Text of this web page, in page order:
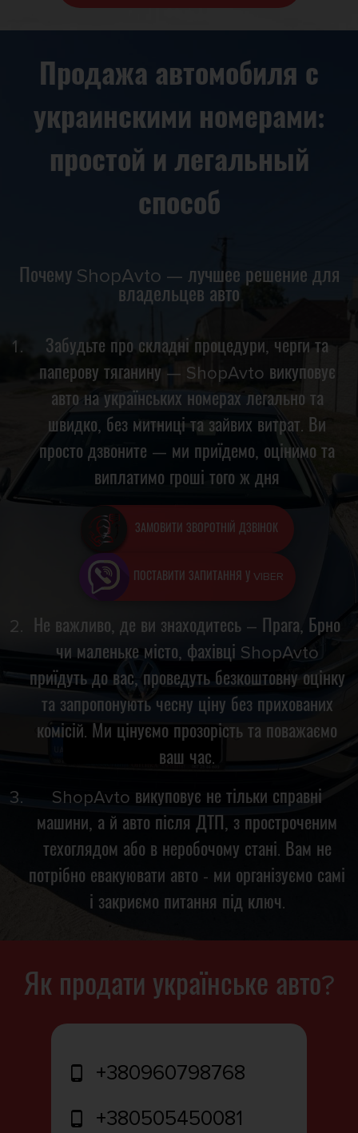
Продажа автомобиля с
украинскими номерами:
простой и легальный
способ
Почему ShopAvto — лучшее решение для
владельцев авто
Забудьте про складні процедури, черги та
паперову тяганину — ShopAvto викуповує
авто на українських номерах легально та
швидко, без митниці та зайвих витрат. Ви
просто дзвоните — ми приїдемо, оцінимо та
виплатимо гроші того ж дня
ЗАМОВИТИ ЗВОРОТНІЙ ДЗВІНОК
ПОСТАВИТИ ЗАПИТАННЯ У VIBER
Не важливо, де ви знаходитесь – Прага, Брно
чи маленьке місто, фахівці ShopAvto
приїдуть до вас, проведуть безкоштовну оцінку
та запропонують чесну ціну без прихованих
комісій. Ми цінуємо прозорість та поважаємо
ваш час.
ShopAvto викуповує не тільки справні
машини, а й авто після ДТП, з простроченим
техоглядом або в неробочому стані. Вам не
потрібно евакуювати авто - ми організуємо самі
і закриємо питання під ключ.
Як продати українське авто?
+380960798768
+380505450081